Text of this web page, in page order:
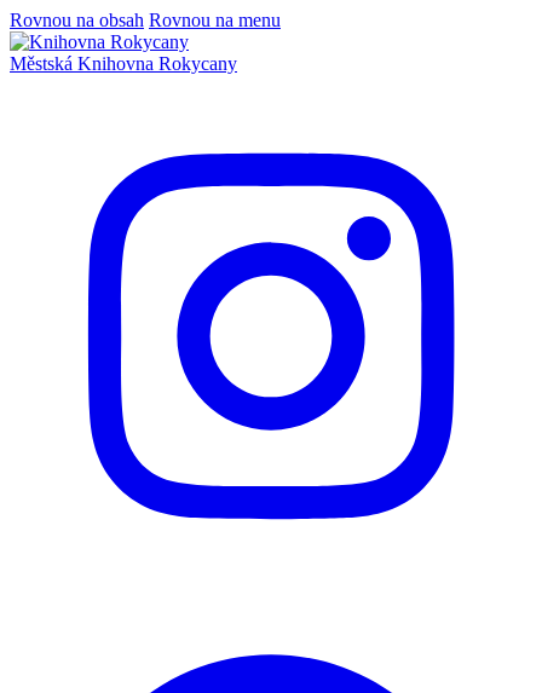
Rovnou na obsah Rovnou na menu
Městská Knihovna Rokycany